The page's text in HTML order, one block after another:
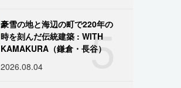
5
豪雪の地と海辺の町で220年の
時を刻んだ伝統建築 : WITH
KAMAKURA（鎌倉・長谷）
2026.08.04